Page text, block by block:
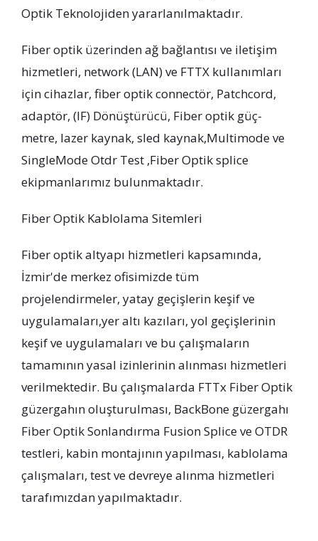
Optik Teknolojiden yararlanılmaktadır.
Fiber optik üzerinden ağ bağlantısı ve iletişim
hizmetleri, network (LAN) ve FTTX kullanımları
için cihazlar, fiber optik connectör, Patchcord,
adaptör, (IF) Dönüştürücü, Fiber optik güç-
metre, lazer kaynak, sled kaynak,Multimode ve
SingleMode Otdr Test ,Fiber Optik splice
ekipmanlarımız bulunmaktadır.
Fiber Optik Kablolama Sitemleri
Fiber optik altyapı hizmetleri kapsamında,
İzmir'de merkez ofisimizde tüm
projelendirmeler, yatay geçişlerin keşif ve
uygulamaları,yer altı kazıları, yol geçişlerinin
keşif ve uygulamaları ve bu çalışmaların
tamamının yasal izinlerinin alınması hizmetleri
verilmektedir. Bu çalışmalarda FTTx Fiber Optik
güzergahın oluşturulması, BackBone güzergahı
Fiber Optik Sonlandırma Fusion Splice ve OTDR
testleri, kabin montajının yapılması, kablolama
çalışmaları, test ve devreye alınma hizmetleri
tarafımızdan yapılmaktadır.